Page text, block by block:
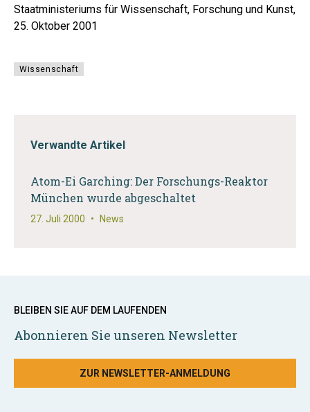
Staatministeriums für Wissenschaft, Forschung und Kunst,
25. Oktober 2001
Wissenschaft
Verwandte Artikel
Atom-Ei Garching: Der Forschungs-Reaktor
München wurde abgeschaltet
27. Juli 2000 • News
BLEIBEN SIE AUF DEM LAUFENDEN
Abonnieren Sie unseren Newsletter
ZUR NEWSLETTER-ANMELDUNG